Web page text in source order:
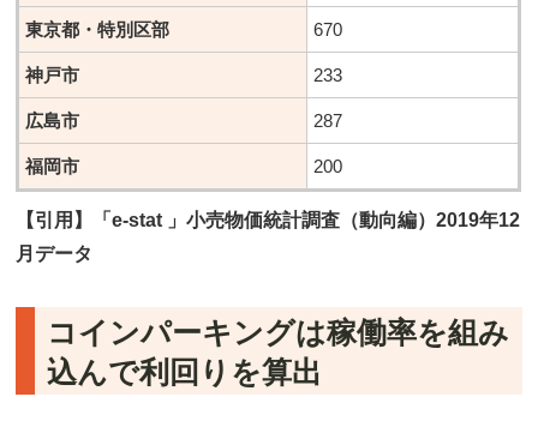
東京都・特別区部 670
神戸市 233
広島市 287
福岡市 200
【引用】「e-stat 」小売物価統計調査（動向編）2019年12
月データ
コインパーキングは稼働率を組み
込んで利回りを算出